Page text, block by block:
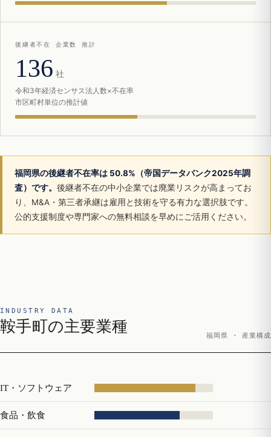
後継者不在 企業数 推計
136 社
令和3年経済センサス法人数×不在率
市区町村単位の推計値
福岡県の後継者不在率は 50.8%（帝国データバンク2025年調
査）です。 後継者不在の中小企業では廃業リスクが高まってお
り、M&A・第三者承継は雇用と技術を守る有力な選択肢です。
公的支援制度や専門家への無料相談を早めにご活用ください。
INDUSTRY DATA
鞍手町の主要業種
福岡県 · 産業構成
IT・ソフトウェア
食品・飲食